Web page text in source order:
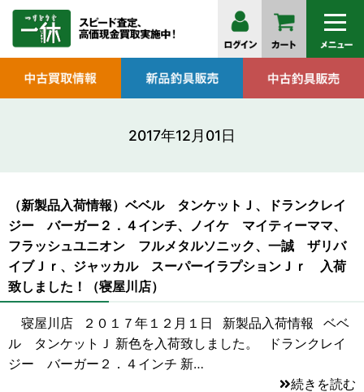
2017年12月01日
（新製品入荷情報）ベベル タンケットＪ、ドランクレイ
ジー バーガー２．４インチ、ノイケ マイティーママ、
フラッシュユニオン フルメタルソニック、一誠 ザリバ
イブＪｒ、ジャッカル スーパーイラプションＪｒ 入荷
致しました！（寝屋川店）
寝屋川店 ２０１７年１２月１日 新製品入荷情報 ベベ
ル タンケットＪ 新色を入荷致しました。 ドランクレイ
ジー バーガー２．４インチ 新…
続きを読む